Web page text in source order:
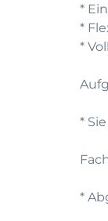
*
*
*
*
*